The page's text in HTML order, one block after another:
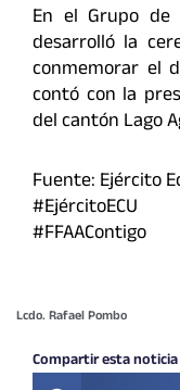
En el Grupo de
desarrolló la
conmemorar el
contó con la
del cantón Lago
Fuente: Ejército
#EjércitoECU
#FFAAContigo
Lcdo. Rafael Pombo
Compartir esta noticia